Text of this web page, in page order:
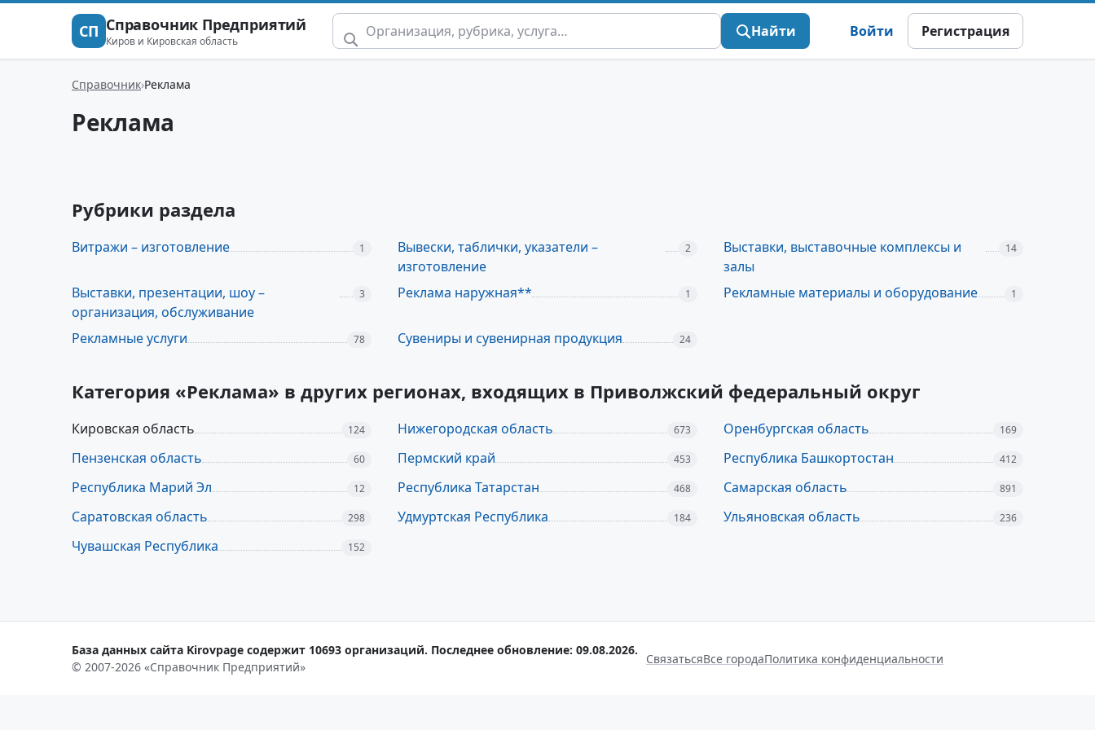
СП Справочник Предприятий
Киров и Кировская область
Найти Войти Регистрация
Справочник Реклама
Реклама
Рубрики раздела
Витражи – изготовление 1
Вывески, таблички, указатели –
изготовление
2
Выставки, выставочные комплексы и
залы
14
Выставки, презентации, шоу –
организация, обслуживание
3 Реклама наружная** 1 Рекламные материалы и оборудование 1
Рекламные услуги 78 Сувениры и сувенирная продукция 24
Категория «Реклама» в других регионах, входящих в Приволжский федеральный округ
Кировская область 124 Нижегородская область 673 Оренбургская область 169
Пензенская область 60 Пермский край 453 Республика Башкортостан 412
Республика Марий Эл 12 Республика Татарстан 468 Самарская область 891
Саратовская область 298 Удмуртская Республика 184 Ульяновская область 236
Чувашская Республика 152
База данных сайта Kirovpage содержит 10693 организаций. Последнее обновление: 09.08.2026.
© 2007-2026 «Справочник Предприятий»
СвязатьсяВсе городаПолитика конфиденциальности